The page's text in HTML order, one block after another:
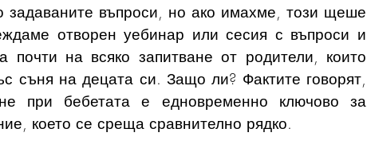
задаваните въпроси, но ако имахме, този щеше
отворен уебинар или сесия с въпроси и
почти на всяко запитване от родители, които
съня на децата си. Защо ли? Фактите говорят,
при бебетата е едновременно ключово за
което се среща сравнително рядко.